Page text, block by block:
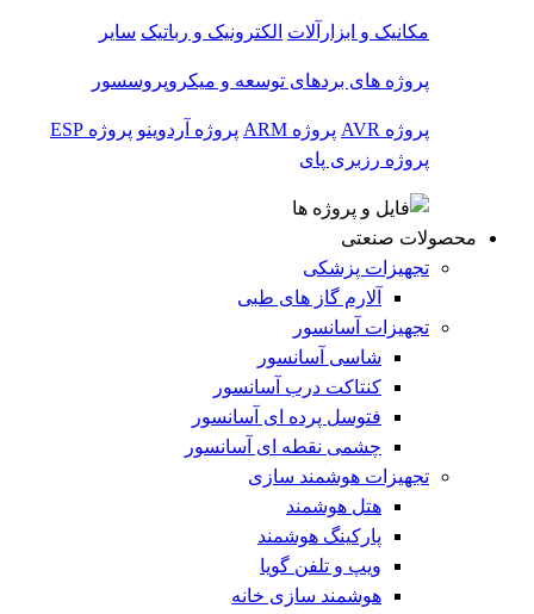
مکانیک و ابزارآلات الکترونیک و رباتیک سایر
پروژه های بردهای توسعه و میکروپروسسور
پروژه AVR پروژه ARM پروژه آردوینو پروژه ESP
پروژه رزبری پای
محصولات صنعتی
تجهیزات پزشکی
آلارم گاز های طبی
تجهیزات آسانسور
شاسی آسانسور
کنتاکت درب آسانسور
فتوسل پرده ای آسانسور
چشمی نقطه ای آسانسور
تجهیزات هوشمند سازی
هتل هوشمند
پارکینگ هوشمند
ویپ و تلفن گویا
هوشمند سازی خانه